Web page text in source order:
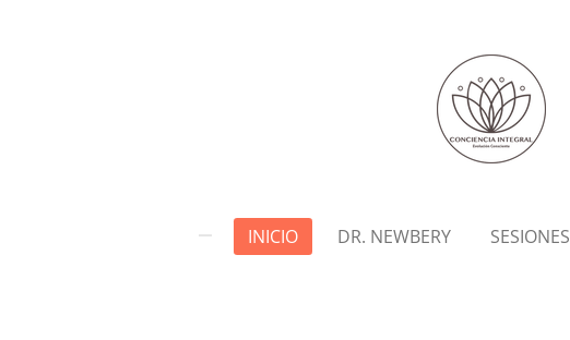
INICIO DR. NEWBERY SESIONES